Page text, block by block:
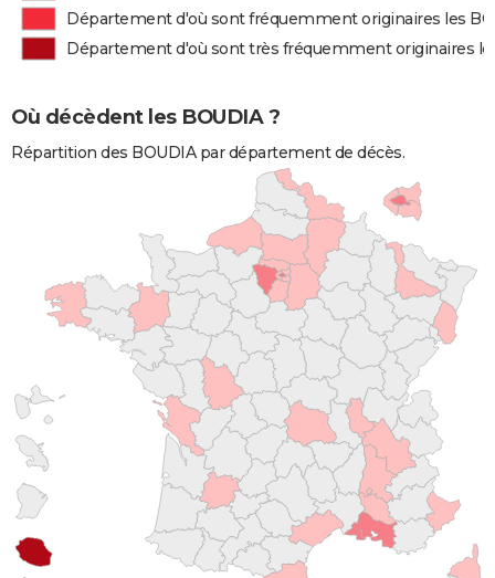
Département d'où sont fréquemment originaires les
Département d'où sont très fréquemment originaires
Où décèdent les BOUDIA ?
Répartition des BOUDIA par département de décès.